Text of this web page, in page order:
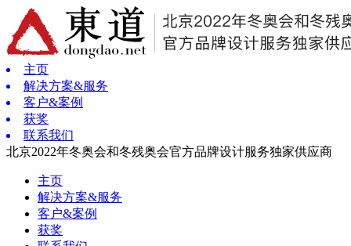
主页
解决方案&服务
客户&案例
获奖
联系我们
北京2022年冬奥会和冬残奥会官方品牌设计服务独家供应商
主页
解决方案&服务
客户&案例
获奖